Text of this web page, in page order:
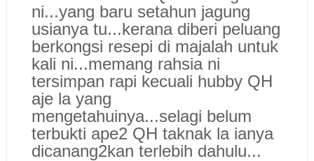
ni...yang baru setahun jagung
usianya tu...kerana diberi peluang
berkongsi resepi di majalah untuk
kali ni...memang rahsia ni
tersimpan rapi kecuali hubby QH
aje la yang
mengetahuinya...selagi belum
terbukti ape2 QH taknak la ianya
dicanang2kan terlebih dahulu...